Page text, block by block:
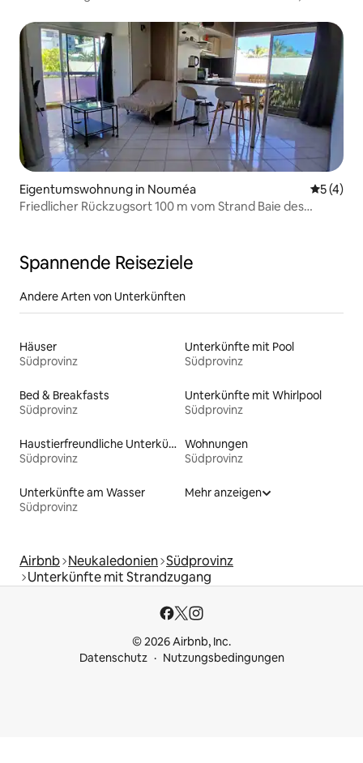
Eigentumswohnung in Nouméa
5 (4)
Friedlicher Rückzugsort 100 m vom Strand Baie des
Spannende Reiseziele
Andere Arten von Unterkünften
Häuser
Südprovinz
Unterkünfte mit Pool
Südprovinz
Bed & Breakfasts
Südprovinz
Unterkünfte mit Whirlpool
Südprovinz
Haustierfreundliche Unterkünfte
Südprovinz
Wohnungen
Südprovinz
Unterkünfte am Wasser
Südprovinz
Mehr anzeigen
Airbnb Neukaledonien Südprovinz
Unterkünfte mit Strandzugang
© 2026 Airbnb, Inc.
Datenschutz
Nutzungsbedingungen